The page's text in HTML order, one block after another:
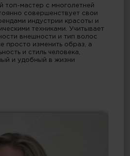
топ-мастер с многолетней
совершенствует свои
индустрии красоты и
техниками. Учитывает
внешности и тип волос
просто изменить образ, а
и стиль человека,
и удобный в жизни